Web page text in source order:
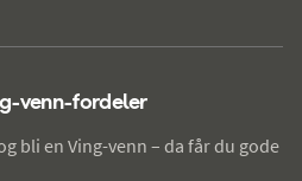
venn-fordeler
bli en Ving-venn – da får du gode